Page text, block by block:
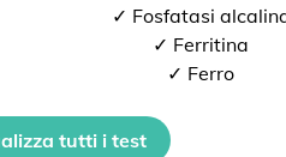
✓ Fosfatasi
✓ Ferritina
✓ Ferro
tutti i test